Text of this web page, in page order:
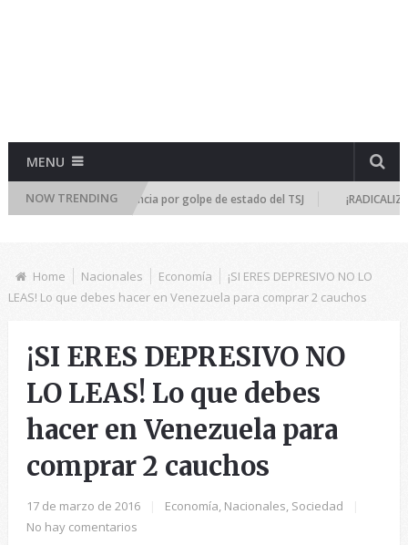
MENU
NOW TRENDING
reúne de emergencia por golpe de estado del TSJ ¡RADICALIZA
Home Nacionales Economía
¡SI ERES DEPRESIVO NO LO
LEAS! Lo que debes hacer en Venezuela para comprar 2 cauchos
¡SI ERES DEPRESIVO NO
LO LEAS! Lo que debes
hacer en Venezuela para
comprar 2 cauchos
17 de marzo de 2016 Economía, Nacionales, Sociedad
No hay comentarios